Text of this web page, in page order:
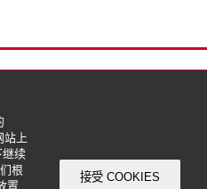
站上
继续
根
置
接受 COOKIES
立之有限公司)